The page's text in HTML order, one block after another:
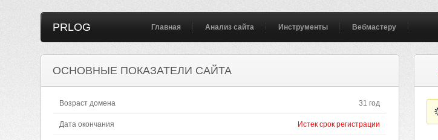
PRLOG Главная Анализ сайта Инструменты Вебмастеру
ОСНОВНЫЕ ПОКАЗАТЕЛИ САЙТА
Возраст домена 31 год
Дата окончания Истек срок регистрации